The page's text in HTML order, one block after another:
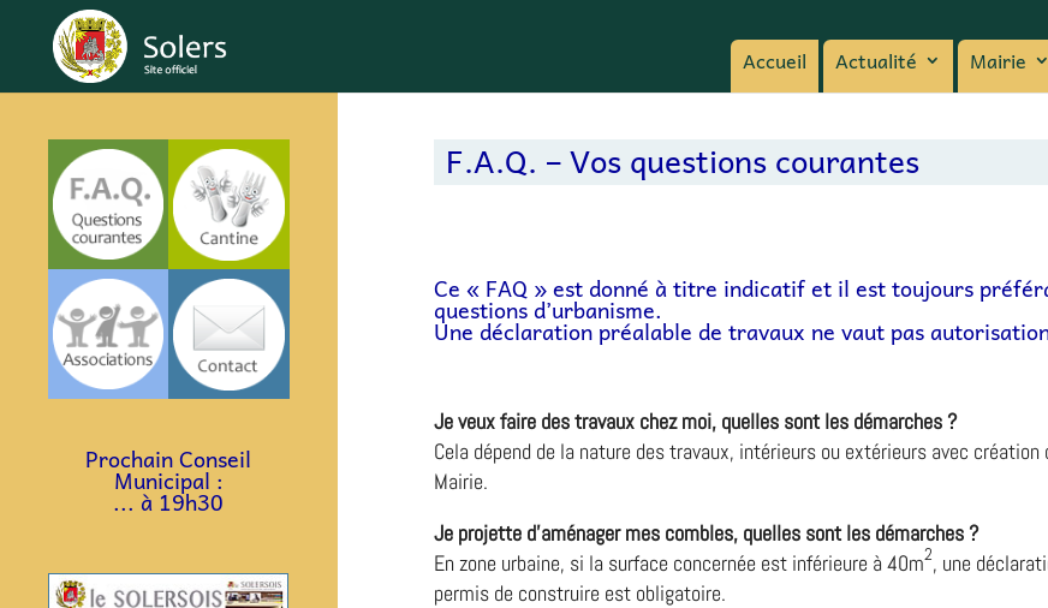
Accueil Actualité Mairie
a a
a a
Prochain Conseil
Municipal :
... à 19h30
F.A.Q. – Vos questions courantes
Ce « FAQ » est donné à titre indicatif et il est toujours
questions d’urbanisme.
Une déclaration préalable de travaux ne vaut pas
Je veux faire des travaux chez moi, quelles sont les démarches ?
Cela dépend de la nature des travaux, intérieurs ou extérieurs avec
Mairie.
Je projette d’aménager mes combles, quelles sont les démarches ?
En zone urbaine, si la surface concernée est inférieure à 40m2, une
permis de construire est obligatoire.